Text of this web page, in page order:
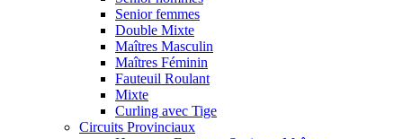
Senior femmes
Double Mixte
Maîtres Masculin
Maîtres Féminin
Fauteuil Roulant
Mixte
Curling avec Tige
Circuits Provinciaux